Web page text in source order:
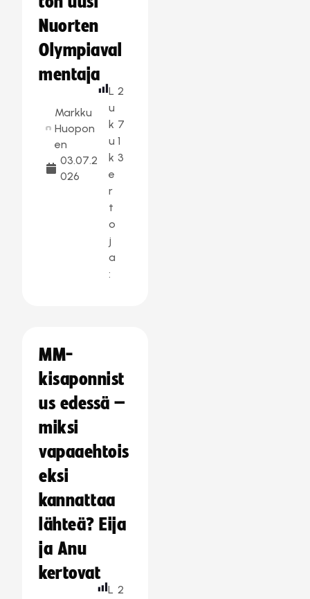
Nuorten
Olympiaval
mentaja
Markku
Huopon
en
03.07.2
026
L
u
k
u
k
e
r
t
o
j
a
:
2
7
1
3
MM-
kisaponnist
us edessä –
miksi
vapaaehtois
eksi
kannattaa
lähteä? Eija
ja Anu
kertovat
L 2